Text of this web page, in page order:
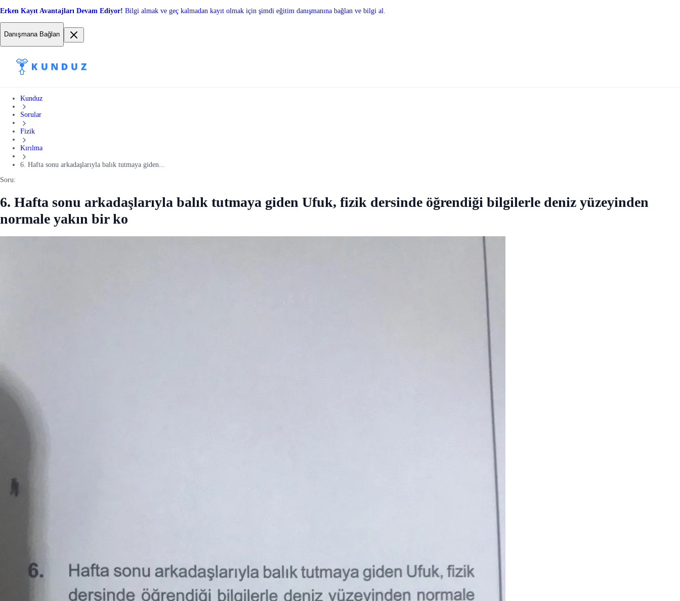
Erken Kayıt Avantajları Devam Ediyor! Bilgi almak ve geç kalmadan kayıt olmak için şimdi eğitim danışmanına bağlan ve bilgi al.
Danışmana Bağlan
Kunduz
Sorular
Fizik
Kırılma
6. Hafta sonu arkadaşlarıyla balık tutmaya giden...
Soru:
6. Hafta sonu arkadaşlarıyla balık tutmaya giden Ufuk, fizik dersinde öğrendiği bilgilerle deniz yüzeyinden
normale yakın bir ko